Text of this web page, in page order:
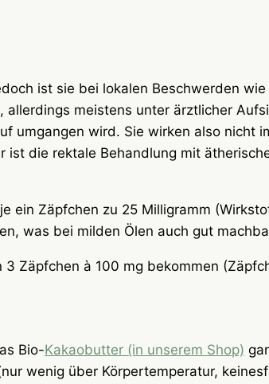
ist sie bei lokalen Beschwerden
meistens unter ärztlicher
umgangen wird. Sie wirken also nicht
die rektale Behandlung mit
ein Zäpfchen zu 25 Milligramm
was bei milden Ölen auch gut
Zäpfchen à 100 mg bekommen
Bio-Kakaobutter (in unserem Shop)
wenig über Körpertemperatur,